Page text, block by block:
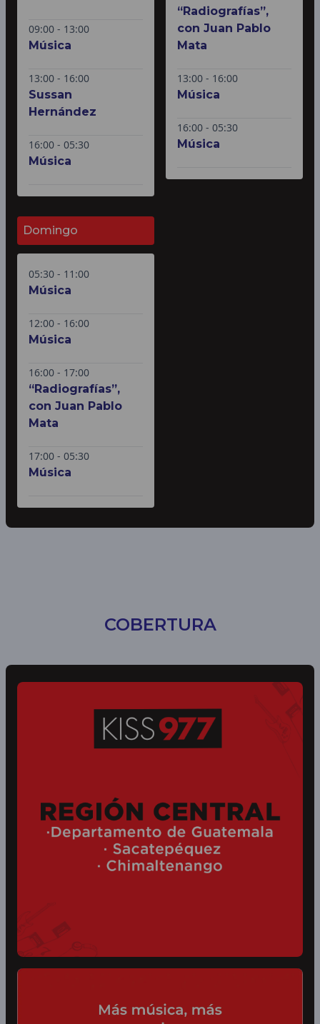
09:00 - 13:00
Música
13:00 - 16:00
Sussan
Hernández
16:00 - 05:30
Música
“Radiografías”,
con Juan Pablo
Mata
13:00 - 16:00
Música
16:00 - 05:30
Música
Domingo
05:30 - 11:00
Música
12:00 - 16:00
Música
16:00 - 17:00
“Radiografías”,
con Juan Pablo
Mata
17:00 - 05:30
Música
COBERTURA